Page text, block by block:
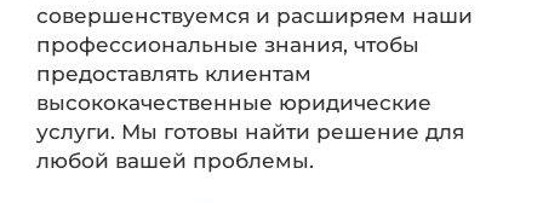
совершенствуемся и расширяем наши
профессиональные знания, чтобы
предоставлять клиентам
высококачественные юридические
услуги. Мы готовы найти решение для
любой вашей проблемы.